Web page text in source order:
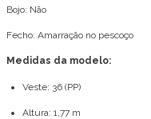
Bojo: Não
Fecho: Amarração no pescoço
Medidas da modelo:
Veste: 36 (PP)
Altura: 1,77 m